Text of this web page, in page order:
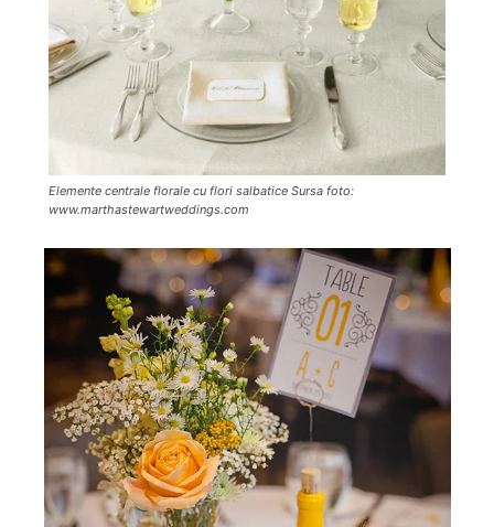
Elemente centrale florale cu flori salbatice Sursa foto:
www.marthastewartweddings.com